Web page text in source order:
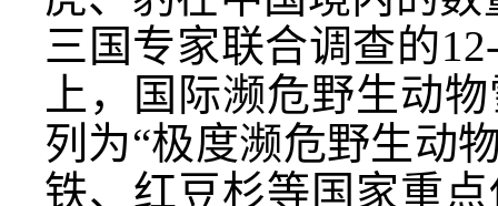
三国专家联合调查的
上，国际濒危野生动
列为“极度濒危野生动
铁、红豆杉等国家重